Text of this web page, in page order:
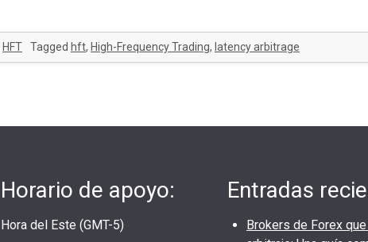
HFT Tagged hft, High-Frequency Trading, latency arbitrage
Horario de apoyo:
Hora del Este (GMT-5)
Entradas
Brokers de Forex